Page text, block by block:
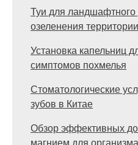
Туи для ландшафтного
озеленения территории
Установка капельниц
симптомов похмелья
Стоматологические
зубов в Китае
Обзор эффективных